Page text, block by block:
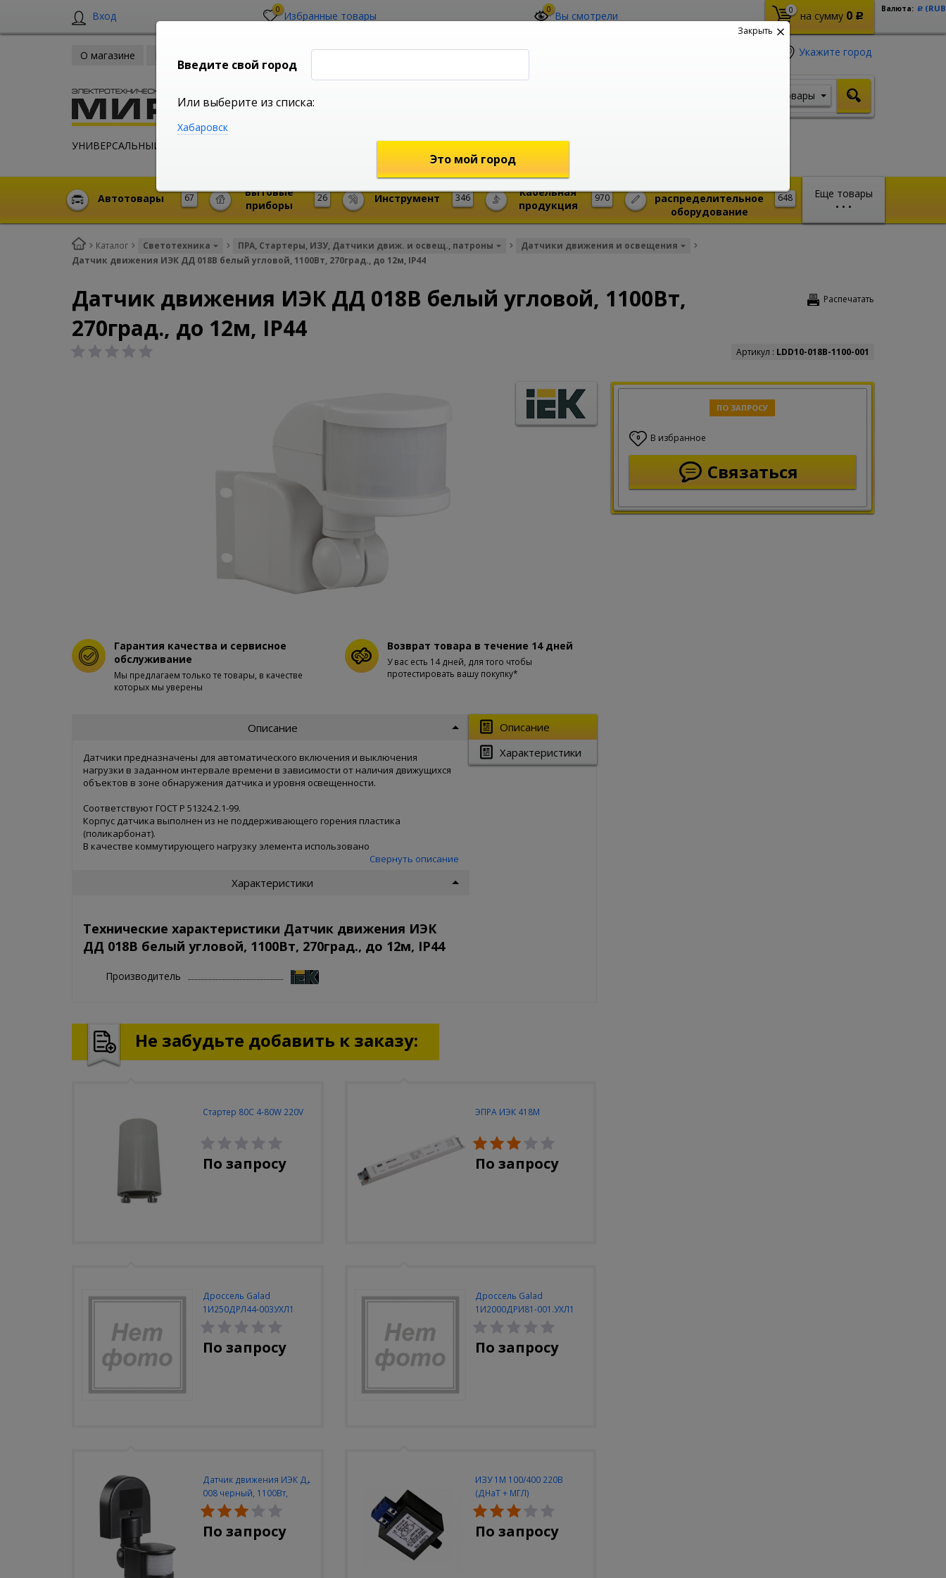
Вход 0 Избранные товары 0 Вы смотрели 0 на сумму 0 Р
Валюта: Р
О магазине
УНИВЕРСАЛЬНЫЙ ИНТЕРНЕТ МАГАЗИН
Укажите город
shop@mireks.ru
Товары
Еще товары
• • •
67
Автотовары 26
Бытовые
приборы
346
Инструмент 970
Кабельная
продукция
648
распределительное
оборудование
Каталог Светотехника ПРА, Стартеры, ИЗУ, Датчики движ. и освещ., патроны
Датчики движения и освещения
Датчик движения ИЭК ДД 018B белый угловой, 1100Вт, 270град., до 12м, IP44
Распечатать
Датчик движения ИЭК ДД 018B белый угловой, 1100Вт,
270град., до 12м, IP44
Артикул : LDD10-018B-1100-001
ПО ЗАПРОСУ
0 В избранное
Связаться
Гарантия качества и сервисное
обслуживание
Мы предлагаем только те товары, в качестве
которых мы уверены
Возврат товара в течение 14 дней
У вас есть 14 дней, для того чтобы
протестировать вашу покупку*
Описание
Характеристики
Описание
Датчики предназначены для автоматического включения и выключения
нагрузки в заданном интервале времени в зависимости от наличия движущихся
объектов в зоне обнаружения датчика и уровня освещенности.
Соответствуют ГОСТ Р 51324.2.1-99.
Корпус датчика выполнен из не поддерживающего горения пластика
(поликарбонат).
В качестве коммутирующего нагрузку элемента использовано
Свернуть описание
Характеристики
Технические характеристики Датчик движения ИЭК
ДД 018B белый угловой, 1100Вт, 270град., до 12м, IP44
Производитель
Не забудьте добавить к заказу:
Стартер 80С 4-80W 220V
По запросу
ЭПРА ИЭК 418М
По запросу
Дроссель Galad
1И250ДРЛ44-003УХЛ1
закрытый (Кадошкино)
По запросу
Дроссель Galad
1И2000ДРИ81-001.УХЛ1
380В закрытый
По запросу
Датчик движения ИЭК ДД
008 черный, 1100Вт,
180град., до 12м, IP44
По запросу
ИЗУ 1М 100/400 220В
(ДНаТ + МГЛ)
По запросу
Закрыть
Введите свой город
Или выберите из списка:
Хабаровск
Это мой город